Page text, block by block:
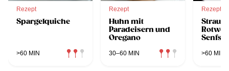
Rezept
Spargelquiche
>60 MIN
Rezept
Huhn mit
Paradeisern und
Oregano
30–60 MIN
Rezept
>60 MIN